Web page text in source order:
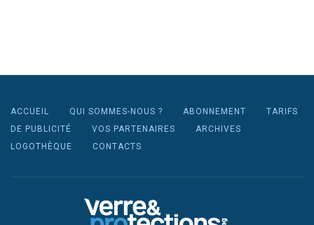
ACCUEIL QUI SOMMES-NOUS ? ABONNEMENT
TARIFS
DE PUBLICITÉ
VOS PARTENAIRES
ARCHIVES
LOGOTHÈQUE
CONTACTS